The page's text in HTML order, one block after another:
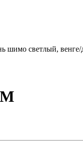
шимо светлый, венге/